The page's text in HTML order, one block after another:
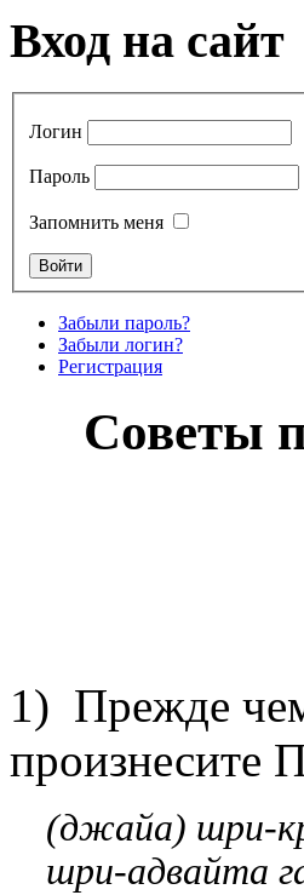
Вход на сайт
Логин
Пароль
Запомнить меня
Забыли пароль?
Забыли логин?
Регистрация
Советы
1) Прежде чем
произнесите
(джайа) шри-
шри-адвайта